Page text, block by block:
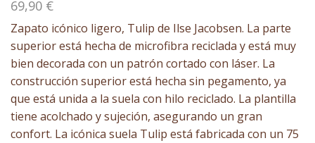
69,90 €
Zapato icónico ligero, Tulip de Ilse Jacobsen. La parte
superior está hecha de microfibra reciclada y está muy
bien decorada con un patrón cortado con láser. La
construcción superior está hecha sin pegamento, ya
que está unida a la suela con hilo reciclado. La plantilla
tiene acolchado y sujeción, asegurando un gran
confort. La icónica suela Tulip está fabricada con un 75